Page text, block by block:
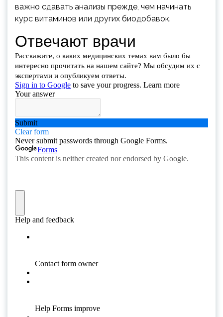
важно сдавать анализы прежде, чем начинать
курс витаминов или других биодобавок.